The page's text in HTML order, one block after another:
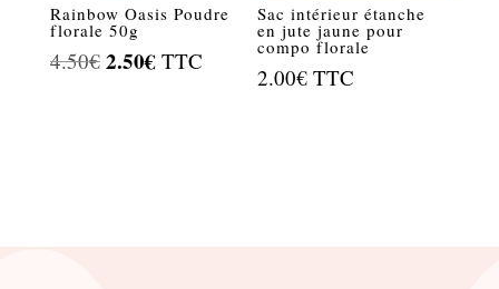
Rainbow Oasis Poudre
florale 50g
4.50€ Le
2.50€Le
TTC
Sac intérieur étanche
en jute jaune pour
compo florale
2.00€ TTC